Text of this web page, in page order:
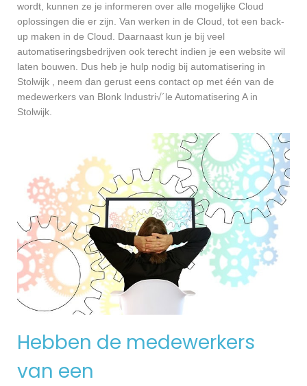
wordt, kunnen ze je informeren over alle mogelijke Cloud
oplossingen die er zijn. Van werken in de Cloud, tot een back-
up maken in de Cloud. Daarnaast kun je bij veel
automatiseringsbedrijven ook terecht indien je een website wil
laten bouwen. Dus heb je hulp nodig bij automatisering in
Stolwijk , neem dan gerust eens contact op met één van de
medewerkers van Blonk Industri√´le Automatisering A in
Stolwijk.
Hebben de medewerkers
van een